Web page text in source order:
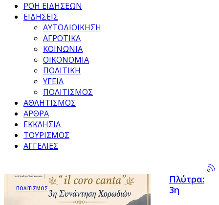
ΡΟΗ ΕΙΔΗΣΕΩΝ
ΕΙΔΗΣΕΙΣ
ΑΥΤΟΔΙΟΙΚΗΣΗ
ΑΓΡΟΤΙΚΑ
ΚΟΙΝΩΝΙΑ
ΟΙΚΟΝΟΜΙΑ
ΠΟΛΙΤΙΚΗ
ΥΓΕΙΑ
ΠΟΛΙΤΙΣΜΟΣ
ΑΘΛΗΤΙΣΜΟΣ
ΑΡΘΡΑ
ΕΚΚΛΗΣΙΑ
ΤΟΥΡΙΣΜΟΣ
ΑΓΓΕΛΙΕΣ
ΠΟΛΙΤΙΣΜΟΣ
Πλύτρα:
3η